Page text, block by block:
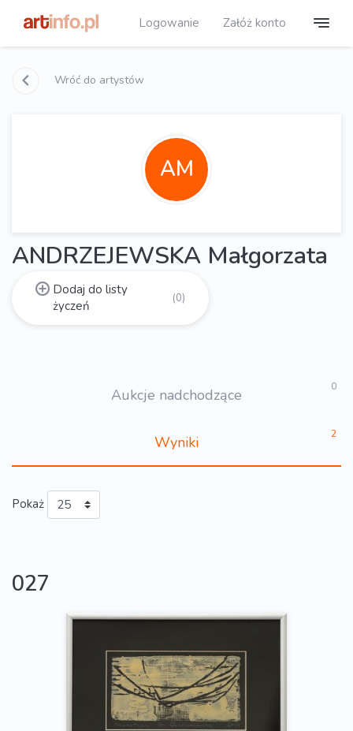
Logowanie Załóż konto
Wróć do artystów
AM
ANDRZEJEWSKA Małgorzata
Dodaj do listy
życzeń
(0)
Aukcje nadchodzące 0
Wyniki 2
Pokaż
027